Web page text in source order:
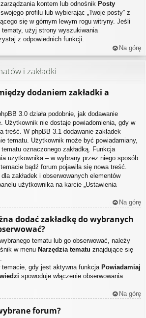
kontem lub odnośnik Posty
profilu lub wybierając „Twoje posty” z
się w górnym lewym rogu witryny. Jeśli
użyj strony wyszukiwania
z odpowiednich funkcji.
Na górę
i zakładki
dodaniem zakładki a
3.0 działa podobnie, jak dodawanie
Użytkownik nie dostaje powiadomienia, gdy w
treść. W phpBB 3.1 dodawanie zakładek
tematu. Użytkownik może być powiadamiany,
oznaczonego zakładką. Funkcja
użytkownika – w wybrany przez niego sposób
bądź forum pojawiła się nowa treść.
zakładek i obserwowanych elementów
użytkownika na karcie „Ustawienia
Na górę
dodać zakładkę do wybranych
tematu lub go obserwować, należy
w menu Narzędzia tematu znajdujące się
temacie, gdy jest aktywna funkcja Powiadamiaj
spowoduje włączenie obserwowania
Na górę
forum?